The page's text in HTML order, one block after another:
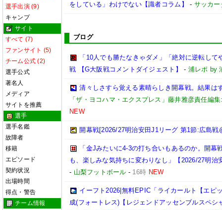
選手出演 (9)
キャンプ
サイト
すべて (7)
ファンサイト (5)
チーム公式 (2)
選手公式
著名人
メディア
サイトを推薦
選手
選手名鑑
故障者
移籍
エピソード
契約状況
出場時間
得点・警告
チーム情報
をしている」わけでない【識者コラム】
- サッカ
ブログ
「10人でも勝たなきゃダメ」「絶対に逆転し
戦 【G大阪戦コメントダイジェスト】
- 浦レポ by
清々しさすら覚える素晴らしき開幕戦。結果
「ザ・ヨコハマ・エクスプレス」藤井雅彦責任編
NEW
開幕戦[2026/27明治安田J1リーグ 第1節:広島戦
「金Jみたいに4-3の打ち合いもあるのか。開
も、楽しみな気持ちに変わりなし」【2026/27明
- 山梨フットボール - 16時 NEW
イーフト2026|無料EPIC「ライカールト【エピ
成(フォートレス)【レジェンドアッセンブルスペシ